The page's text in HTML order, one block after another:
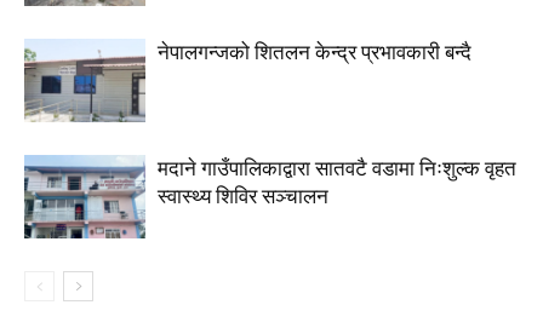
नेपालगन्जको शितलन केन्द्र प्रभावकारी बन्दै
मदाने गाउँपालिकाद्वारा सातवटै वडामा निःशुल्क वृहत
स्वास्थ्य शिविर सञ्चालन